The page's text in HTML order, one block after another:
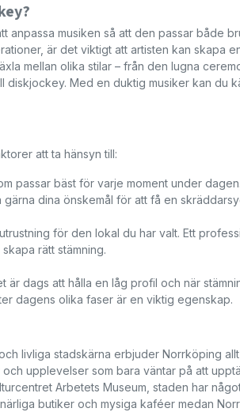
anpassa musiken så att den passar både
är det viktigt att artisten kan skapa
mellan olika stilar – från den lugna
Med en duktig musiker kan du
att ta hänsyn till:
passar bäst för varje moment under
dina önskemål för att få en
för den lokal du har valt. Ett
rätt stämning.
är dags att hålla en låg profil och när
dagens olika faser är en viktig egenskap.
livliga stadskärna erbjuder Norrköping
upplevelser som bara väntar på att
Arbetets Museum, staden har
butiker och mysiga kaféer medan